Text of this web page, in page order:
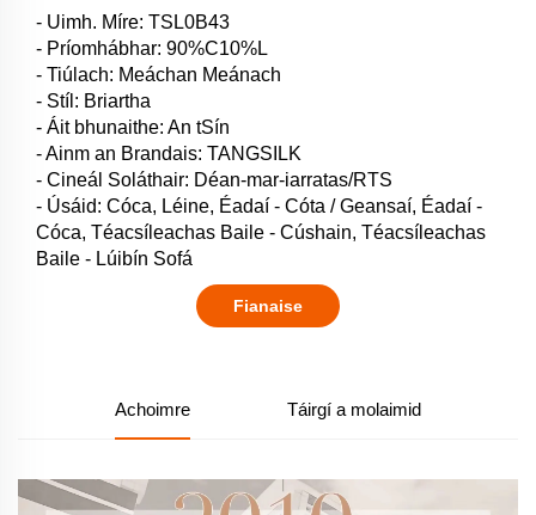
- Uimh. Míre: TSL0B43
- Príomhábhar: 90%C10%L
- Tiúlach: Meáchan Meánach
- Stíl: Briartha
- Áit bhunaithe: An tSín
- Ainm an Brandais: TANGSILK
- Cineál Soláthair: Déan-mar-iarratas/RTS
- Úsáid: Cóca, Léine, Éadaí - Cóta / Geansaí, Éadaí -
Cóca, Téacsíleachas Baile - Cúshain, Téacsíleachas
Baile - Lúibín Sofá
Fianaise
Achoimre Táirgí a molaimid